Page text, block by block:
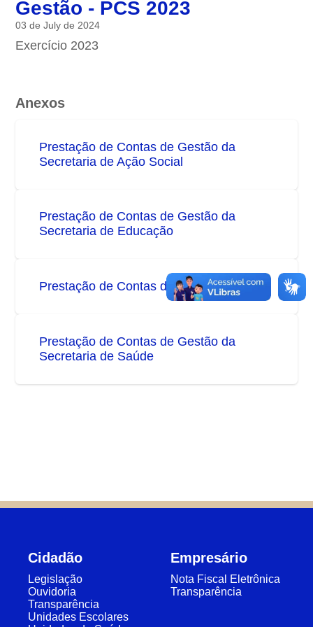
Gestão - PCS 2023
03 de July de 2024
Exercício 2023
Anexos
Prestação de Contas de Gestão da
Secretaria de Ação Social
Prestação de Contas de Gestão da
Secretaria de Educação
Prestação de Contas de Gestão
Prestação de Contas de Gestão da
Secretaria de Saúde
Cidadão
Legislação
Ouvidoria
Transparência
Unidades Escolares
Empresário
Nota Fiscal Eletrônica
Transparência